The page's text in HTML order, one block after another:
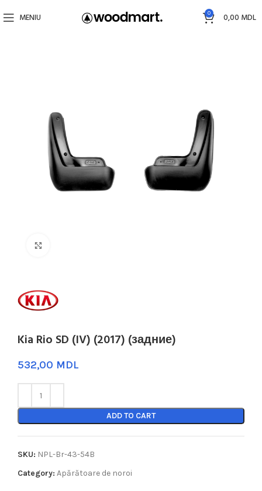
MENIU 0 0,00 MDL
Kia Rio SD (IV) (2017) (задние)
MDL
ADD TO CART
SKU: NPL-Br-43-54B
Category: Apărătoare de noroi